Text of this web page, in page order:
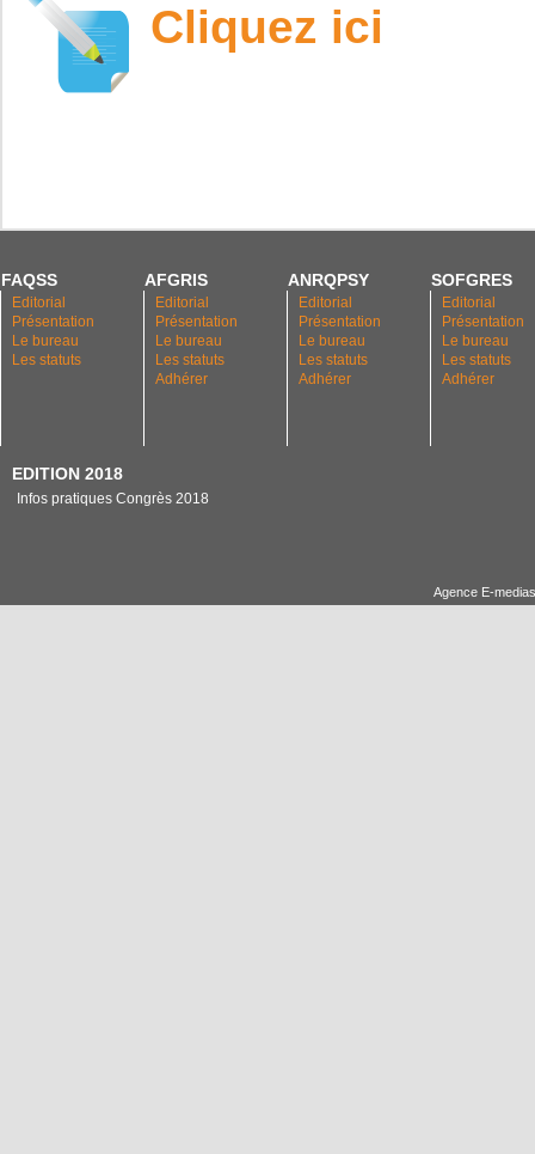
Cliquez ici
FAQSS AFGRIS ANRQPSY SOFGRES
Editorial
Présentation
Le bureau
Les statuts
Editorial
Présentation
Le bureau
Les statuts
Adhérer
Editorial
Présentation
Le bureau
Les statuts
Adhérer
Editorial
Présentation
Le bureau
Les statuts
Adhérer
EDITION 2018
Infos pratiques Congrès 2018
Agence E-